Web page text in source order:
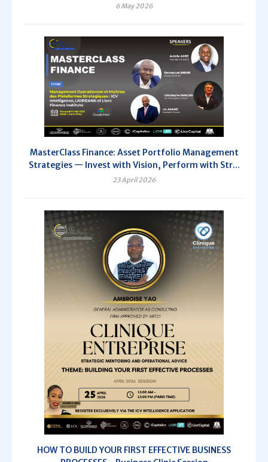
6 May 2026
MasterClass Finance: Asset Portfolio Management
Strategies — Invest with Vision, Perform with Str...
23 April 2026
HOW TO BUILD YOUR FIRST EFFECTIVE BUSINESS